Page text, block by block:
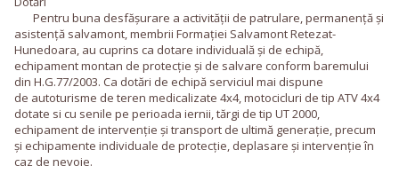
Pentru buna desfăşurare a activităţii de patrulare, permanenţă şi
asistenţă salvamont, membrii Formației Salvamont Retezat-
Hunedoara, au cuprins ca dotare individuală și de echipă,
echipament montan de protecție și de salvare conform baremului
din H.G.77/2003. Ca dotări de echipă serviciul mai dispune
de autoturisme de teren medicalizate 4x4, motocicluri de tip ATV 4x4
dotate si cu senile pe perioada iernii, tărgi de tip UT 2000,
echipament de intervenție și transport de ultimă generație, precum
și echipamente individuale de protecție, deplasare și intervenție în
caz de nevoie.